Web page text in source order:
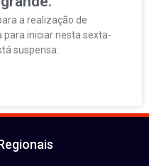
a realização de
iniciar nesta sexta-
suspensa.